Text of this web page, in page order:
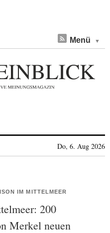
Menü
Do, 6. Aug 2026
IM MITTELMEER
200
Merkel neuen